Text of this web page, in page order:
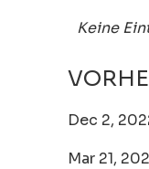
Keine
Dec 2,
Mar 21,